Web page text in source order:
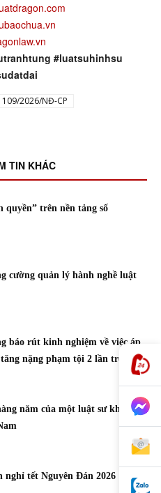
#luatsuhinhsu
2026/NĐ-CP
TIN KHÁC
quyền” trên nền tảng số
cường quản lý hành nghề luật
báo rút kinh nghiệm về việc áp
nặng phạm tội 2 lần trở lên
năm của một luật sư khi hoạt
nghỉ tết Nguyên Đán 2026